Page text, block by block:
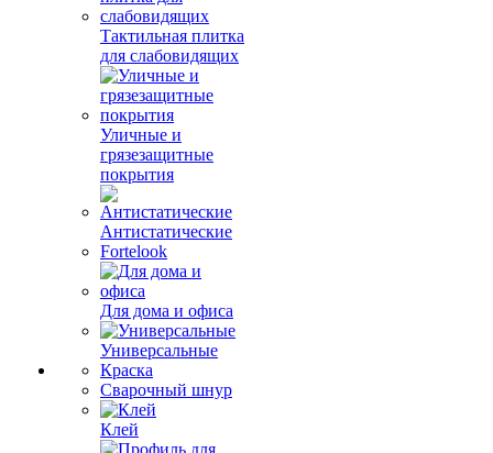
Тактильная плитка
для слабовидящих
Уличные и
грязезащитные
покрытия
Антистатические
Fortelook
Для дома и офиса
Универсальные
Краска
Сварочный шнур
Клей